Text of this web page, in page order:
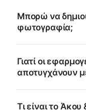
Μπορώ να
φωτογραφία;
Γιατί οι
αποτυγχάνουν
Τι είναι το